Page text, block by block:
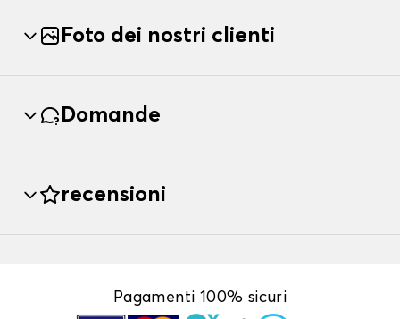
Foto dei nostri clienti
Domande
recensioni
Pagamenti 100% sicuri